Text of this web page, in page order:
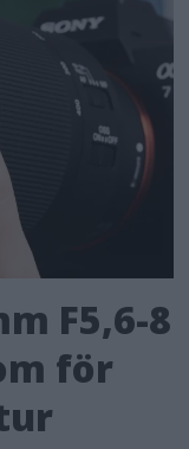
F5,6-8
för